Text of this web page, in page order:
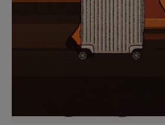
METTRE
PAUSE
RÉACTIVER
LE
SON